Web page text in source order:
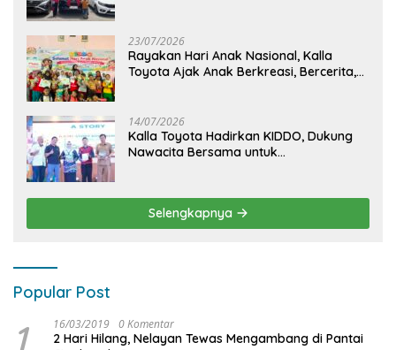
23/07/2026
Rayakan Hari Anak Nasional, Kalla
Toyota Ajak Anak Berkreasi, Bercerita,
14/07/2026
Kalla Toyota Hadirkan KIDDO, Dukung
Nawacita Bersama untuk
Selengkapnya
Popular Post
1 16/03/2019 0 Komentar
2 Hari Hilang, Nelayan Tewas Mengambang di Pantai